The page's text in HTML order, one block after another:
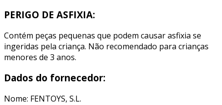
PERIGO DE ASFIXIA:
Contém peças pequenas que podem causar asfixia se
ingeridas pela criança. Não recomendado para crianças
menores de 3 anos.
Dados do fornecedor:
Nome: FENTOYS, S.L.